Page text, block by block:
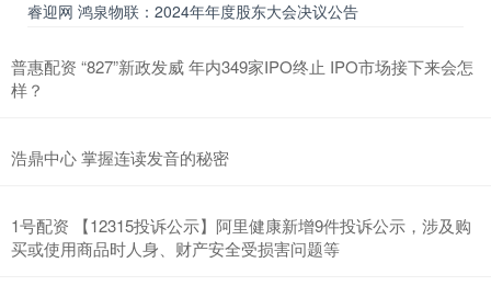
睿迎网 鸿泉物联：2024年年度股东大会决议公告
普惠配资 “827”新政发威 年内349家IPO终止 IPO市场接下来会怎
样？
浩鼎中心 掌握连读发音的秘密
1号配资 【12315投诉公示】阿里健康新增9件投诉公示，涉及购
买或使用商品时人身、财产安全受损害问题等